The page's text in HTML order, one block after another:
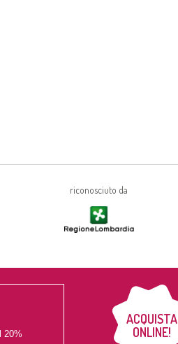
riconosciuto da
20%
ACQUISTA
ONLINE!